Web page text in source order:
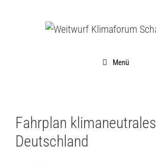
Menü
Fahrplan klimaneutrales
Deutschland